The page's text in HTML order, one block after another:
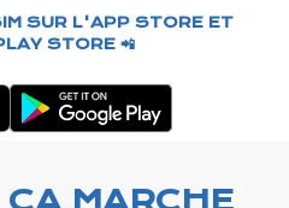
SUR L'APP STORE ET
STORE 📲